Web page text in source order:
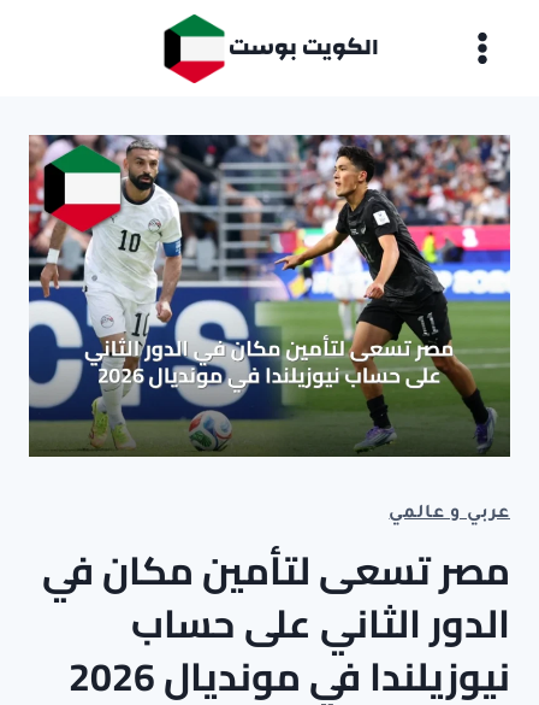
الكويت بوست
عربي و عالمي
مصر تسعى لتأمين مكان في
الدور الثاني على حساب
نيوزيلندا في مونديال 2026